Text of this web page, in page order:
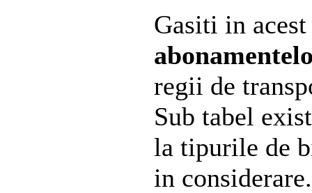
Gasiti in
regii de
Sub tabel
la tipurile de
in